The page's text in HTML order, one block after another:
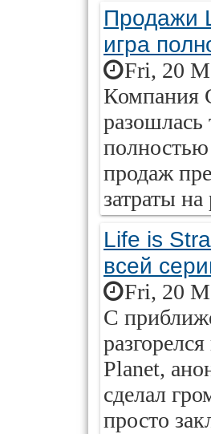
Продажи
игра
Fri, 20
Компания
продаж
затраты
Life is
всей
Fri, 20
С
Planet,
сделал
просто